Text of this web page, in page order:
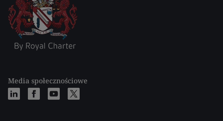
Media społecznościowe